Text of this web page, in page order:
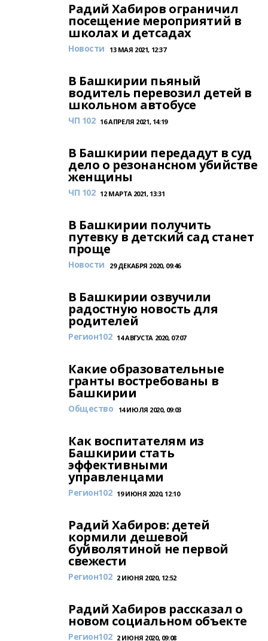
Радий Хабиров ограничил
посещение мероприятий в
школах и детсадах
Новости 13 МАЯ 2021, 12:37
В Башкирии пьяный
водитель перевозил детей в
школьном автобусе
ЧП 102 16 АПРЕЛЯ 2021, 14:19
В Башкирии передадут в суд
дело о резонансном убийстве
женщины
ЧП 102 12 МАРТА 2021, 13:31
В Башкирии получить
путевку в детский сад станет
проще
Новости 29 ДЕКАБРЯ 2020, 09:46
В Башкирии озвучили
радостную новость для
родителей
Регион102 14 АВГУСТА 2020, 07:07
Какие образовательные
гранты востребованы в
Башкирии
Общество 14 ИЮЛЯ 2020, 09:03
Как воспитателям из
Башкирии стать
эффективными
управленцами
Регион102 19 ИЮНЯ 2020, 12:10
Радий Хабиров: детей
кормили дешевой
буйволятиной не первой
свежести
Регион102 2 ИЮНЯ 2020, 12:52
Радий Хабиров рассказал о
новом социальном объекте
Регион102 2 ИЮНЯ 2020, 09:08